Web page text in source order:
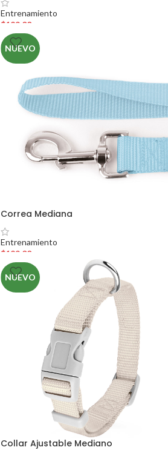
Entrenamiento
$129.00
NUEVO
Correa Mediana
Entrenamiento
$129.00
NUEVO
Collar Ajustable Mediano